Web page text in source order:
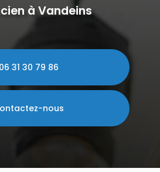
Portails
à Vandeins
06 31 30 79 86
nous